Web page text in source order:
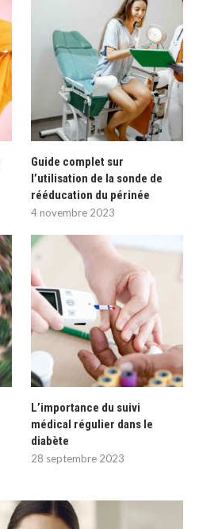
Guide complet sur
l’utilisation de la sonde de
rééducation du périnée
4 novembre 2023
L’importance du suivi
médical régulier dans le
diabète
28 septembre 2023